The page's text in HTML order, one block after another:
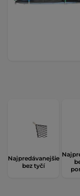
Najpredávanejšie
bez tyčí